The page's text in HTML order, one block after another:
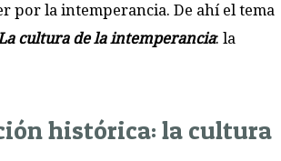
por la intemperancia. De ahí el tema
cultura de la intemperancia: la
histórica: la cultura